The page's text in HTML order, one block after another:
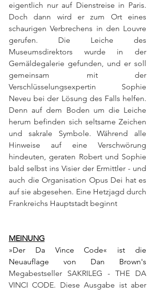
eigentlich nur auf Dienstreise in Paris.
Doch dann wird er zum Ort eines
schaurigen Verbrechens in den Louvre
gerufen. Die Leiche des
Museumsdirektors wurde in der
Gemäldegalerie gefunden, und er soll
gemeinsam mit der
Verschlüsselungsexpertin Sophie
Neveu bei der Lösung des Falls helfen.
Denn auf dem Boden um die Leiche
herum befinden sich seltsame Zeichen
und sakrale Symbole. Während alle
Hinweise auf eine Verschwörung
hindeuten, geraten Robert und Sophie
bald selbst ins Visier der Ermittler - und
auch die Organisation Opus Dei hat es
auf sie abgesehen. Eine Hetzjagd durch
Frankreichs Hauptstadt beginnt
MEINUNG
»Der Da Vince Code« ist die
Megabestseller SAKRILEG - THE DA
VINCI CODE. Diese Ausgabe ist aber